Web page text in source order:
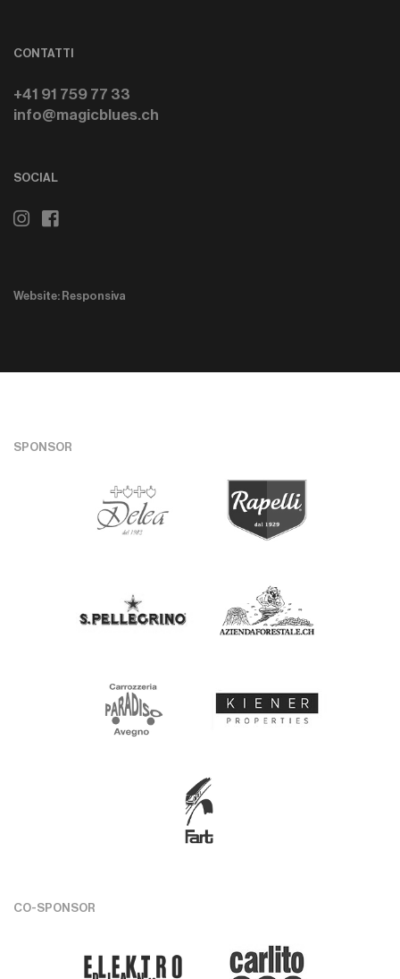
CONTATTI
+41 91 759 77 33
info@magicblues.ch
SOCIAL
Website: Responsiva
SPONSOR
CO-SPONSOR